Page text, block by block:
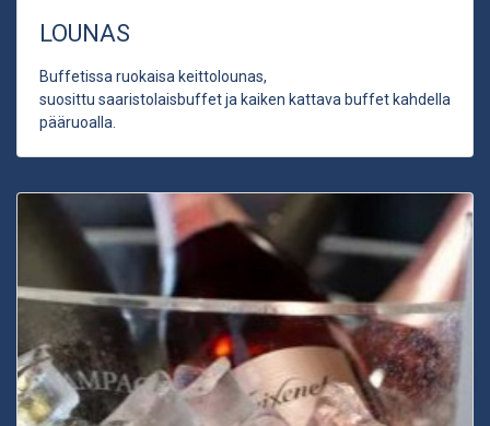
LOUNAS
Buffetissa ruokaisa keittolounas,
suosittu saaristolaisbuffet ja kaiken kattava buffet kahdella
pääruoalla.